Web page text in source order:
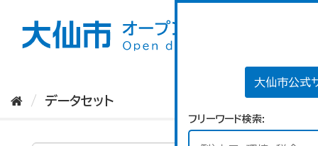
大仙市公式
フリーワード検索
データセット